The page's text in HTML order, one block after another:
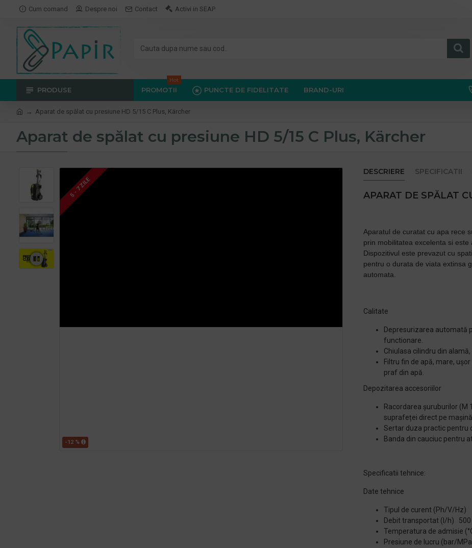
Cum comand Despre noi Contact Activi in SEAP
PRODUSE PROMOTII
Hot
PUNCTE DE FIDELITATE BRAND-URI
Aparat de spălat cu presiune HD 5/15 C Plus, Kärcher
Aparat de spălat cu presiune HD 5/15 C Plus, Kärcher
-12 %
5 - 7 ZILE
DESCRIERE SPECIFICATII
APARAT DE SPĂLAT
Aparatul de curatat cu apa rece
prin mobilitatea excelenta si
Dispozitivul este prevazut cu
pentru o durata de viata extinsa
automata.
Calitate
Depresurizarea automată
functionare.
Chiulasa cilindru din
Filtru fin de apă, mare,
praf din apă.
Depozitarea accesoriilor
Racordarea șuruburilor (M
suprafeței direct pe mașină.
Sertar duza practic pentru
Banda din cauciuc pentru
Specificatii tehnice:
Date tehnice
Tipul de curent (Ph/V/
Debit transportat (l/h) 500
Temperatura de admisie
Presiune de lucru (bar/